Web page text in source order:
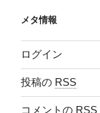
メタ情報
ログイン
投稿の RSS
コメントの RSS